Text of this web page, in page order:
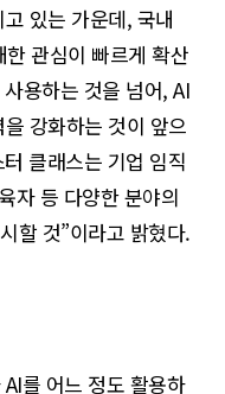
있는 가운데, 국내
관심이 빠르게 확산
용하는 것을 넘어, AI
강화하는 것이 앞으
클래스는 기업 임직
자 등 다양한 분야의
할 것”이라고 밝혔다.
를 어느 정도 활용하